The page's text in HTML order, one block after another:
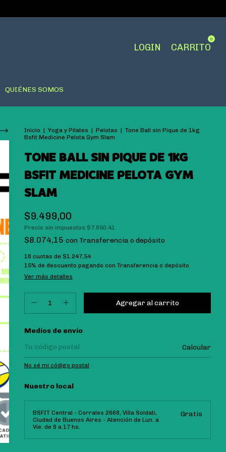
LOGIN CARRITO
0
QUIÉNES SOMOS
Inicio | Yoga y Pilates | Pelotas | Tone Ball sin Pique de 1kg
Bsfit Medicine Pelota Gym Slam
TONE BALL SIN PIQUE DE 1KG
BSFIT MEDICINE PELOTA GYM
SLAM
$9.499,00
Precio sin impuestos $7.850,41
$8.074,15 con Transferencia o depósito
18 cuotas de $1.247,54
15% de descuento pagando con Transferencia o depósito
Ver más detalles
Entregas para el CP:
Medios de envío
Calcular
No sé mi código postal
Nuestro local
BSFIT Central - Corrales 2668, Villa Soldati,
Ciudad de Buenos Aires - Atención de Lun. a
Vie. de 8 a 17 hs.
Gratis